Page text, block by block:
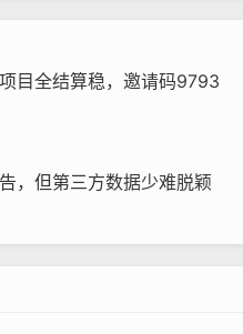
目全结算稳，邀请码9793
，但第三方数据少难脱颖